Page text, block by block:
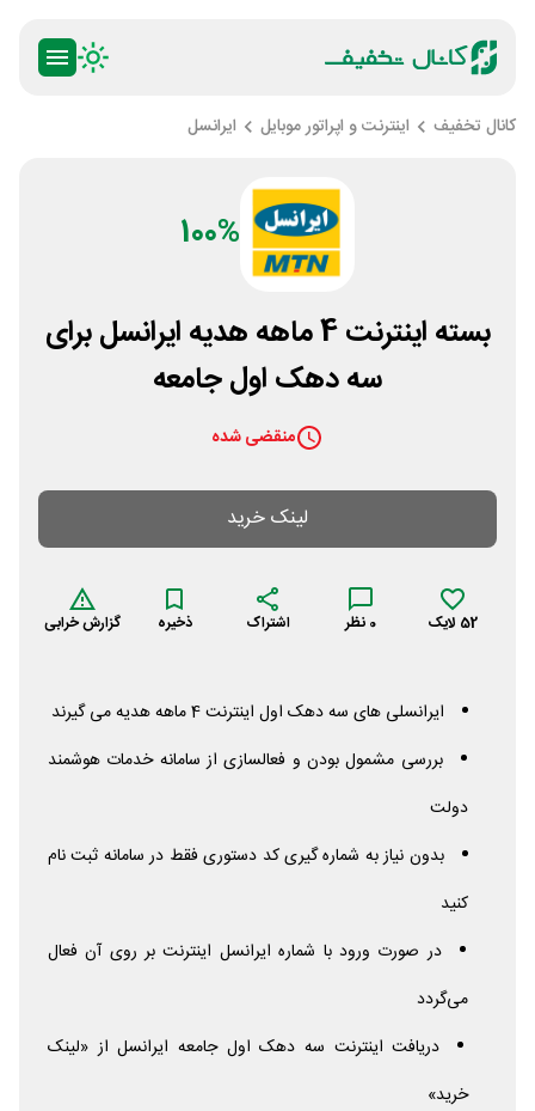
کانال تخفیف اینترنت و اپراتور موبایل ایرانسل
100%
بسته اینترنت 4 ماهه هدیه ایرانسل برای
سه دهک اول جامعه
منقضی شده
لینک خرید
52 لایک 0 نظر اشتراک ذخیره گزارش خرابی
ایرانسلی های سه دهک اول اینترنت 4 ماهه هدیه می گیرند
بررسی مشمول بودن و فعالسازی از سامانه خدمات هوشمند
دولت
بدون نیاز به شماره گیری کد دستوری فقط در سامانه ثبت نام
کنید
در صورت ورود با شماره ایرانسل اینترنت بر روی آن فعال
می‌گردد
دریافت اینترنت سه دهک اول جامعه ایرانسل از «لینک
خرید»